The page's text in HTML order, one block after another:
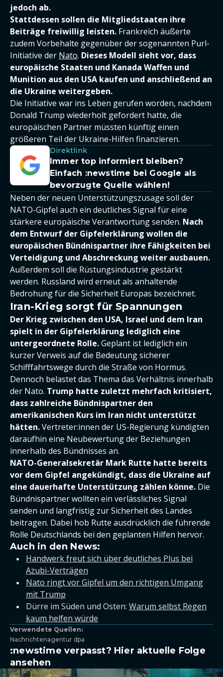
jedoch ab.
Stattdessen sollen die Mitgliedstaaten ihre
Beiträge freiwillig leisten. Frankreich äußerte
zudem Vorbehalte gegenüber der sogenannten Purl-
Initiative der Nato. Dieses Modell sieht vor, dass
europäische Staaten und Kanada Waffen und
Munition aus den USA kaufen und anschließend an
die Ukraine weitergeben.
Die Initiative war ins Leben gerufen worden, nachdem
Donald Trump wiederholt gefordert hatte, die
europäischen Partner müssten künftig einen
größeren Teil der Ukraine-Hilfen finanzieren.
Direktlink
Immer top informiert bleiben?
Einfach :newstime bei Google als
bevorzugte Quelle wählen!
Neben der neuen Unterstützungszusage soll der
NATO-Gipfel auch ein deutliches Signal für eine
stärkere europäische Verantwortung senden. Nach
dem Entwurf der Gipfelerklärung wollen die
europäischen Bündnispartner ihre Fähigkeiten bei
Verteidigung und Abschreckung weiter ausbauen.
Außerdem soll die Rüstungsindustrie gestärkt
werden. Russland wird erneut als anhaltende
Bedrohung für die Sicherheit Europas bezeichnet.
Iran-Krieg sorgt für Spannungen
Der Krieg zwischen den USA, Israel und dem Iran
spielt in der Gipfelerklärung lediglich eine
untergeordnete Rolle.Geplant ist lediglich ein
kurzer Verweis auf die Bedeutung sicherer
Schifffahrtswege durch die Straße von Hormus.
Dennoch belastet das Thema das Verhältnis innerhalb
der Nato. Trump hatte zuletzt mehrfach kritisiert,
dass zahlreiche Bündnispartner den
amerikanischen Kurs im Iran nicht unterstützt
hätten.Vertreter:innen der US-Regierung kündigten
daraufhin eine Neubewertung der Beziehungen
innerhalb des Bündnisses an.
NATO-Generalsekretär Mark Rutte hatte bereits
vor dem Gipfel angekündigt, dass die Ukraine auf
eine dauerhafte Unterstützung zählen könne. Die
Bündnispartner wollten ein verlässliches Signal
senden und langfristig zur Sicherheit des Landes
beitragen. Dabei hob Rutte ausdrücklich die führende
Rolle Deutschlands bei den geplanten Hilfen hervor.
Auch in den News:
Handwerk freut sich über deutliches Plus bei
Azubi-Verträgen
Nato ringt vor Gipfel um den richtigen Umgang
mit Trump
Dürre im Süden und Osten: Warum selbst Regen
kaum helfen würde
Verwendete Quellen:
Nachrichtenagentur dpa
:newstime verpasst? Hier aktuelle Folge
ansehen